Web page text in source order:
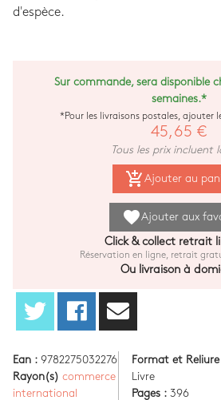
d'espèce.
Sur commande, sera disponible
semaines.*
*Pour les livraisons postales, ajouter
45,65 €
Tous les prix incluent
add_shopping_cart Ajouter au
favoriteAjouter aux
Click & collect retrait
Réservation en ligne, retrait
Ou livraison à
Ean : 9782275032276
Rayon(s) commerce
international
Format et
Livre
Pages : 396